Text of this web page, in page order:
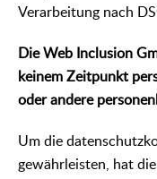
Verarbeitung nach
Die Web Inclusion
keinem Zeitpunkt
oder andere
Um die
gewährleisten, hat